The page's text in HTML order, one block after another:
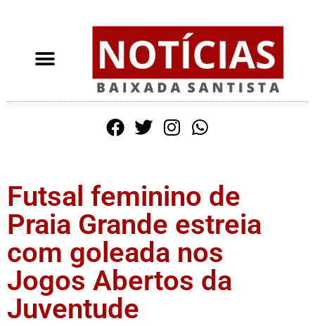
Futsal feminino de
Praia Grande estreia
com goleada nos
Jogos Abertos da
Juventude